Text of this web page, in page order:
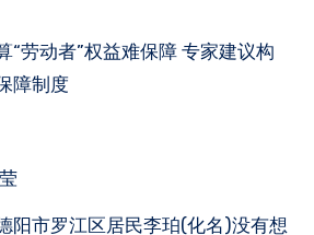
障制度
阳市罗江区居民李珀(化名)没有想